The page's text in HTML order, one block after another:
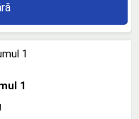
1